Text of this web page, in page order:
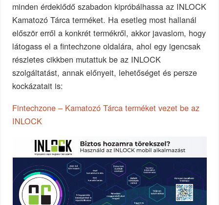
minden érdeklődő szabadon kipróbálhassa az INLOCK
Kamatozó Tárca terméket. Ha esetleg most hallanál
először erről a konkrét termékről, akkor javaslom, hogy
látogass el a fintechzone oldalára, ahol egy igencsak
részletes cikkben mutattuk be az INLOCK
szolgáltatást, annak előnyeit, lehetőséget és persze
kockázatait is:
Fintechzone – Kamatozó Tárca terméket vezet be az
INLOCK